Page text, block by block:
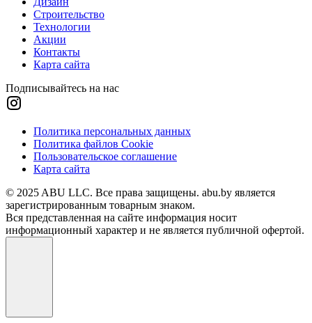
Строительство
Технологии
Акции
Контакты
Карта сайта
Подписывайтесь на нас
Политика персональных данных
Политика файлов Cookie
Пользовательское соглашение
Карта сайта
© 2025 ABU LLC. Все права защищены. abu.by является
зарегистрированным товарным знаком.
Вся представленная на сайте информация носит
информационный характер и не является публичной офертой.